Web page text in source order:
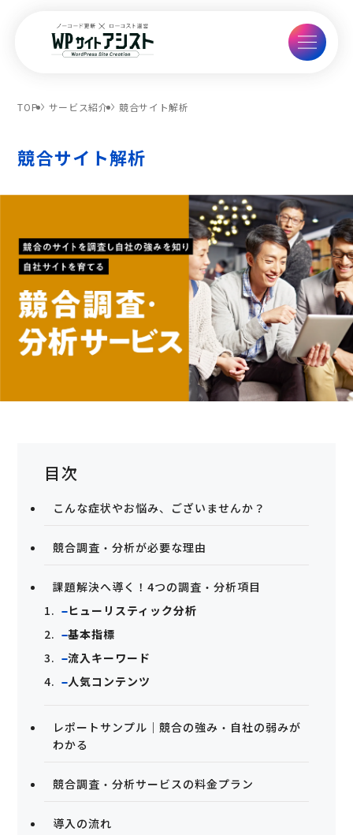
TOP サービス紹介 競合サイト解析
競合サイト解析
目次
こんな症状やお悩み、ございませんか？
競合調査・分析が必要な理由
課題解決へ導く！4つの調査・分析項目
ヒューリスティック分析
基本指標
流入キーワード
人気コンテンツ
レポートサンプル｜競合の強み・自社の弱みが
わかる
競合調査・分析サービスの料金プラン
導入の流れ